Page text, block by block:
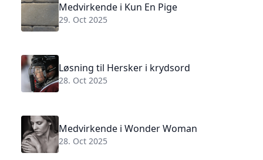
Medvirkende i Kun En Pige
29. Oct 2025
Løsning til Hersker i krydsord
28. Oct 2025
Medvirkende i Wonder Woman
28. Oct 2025